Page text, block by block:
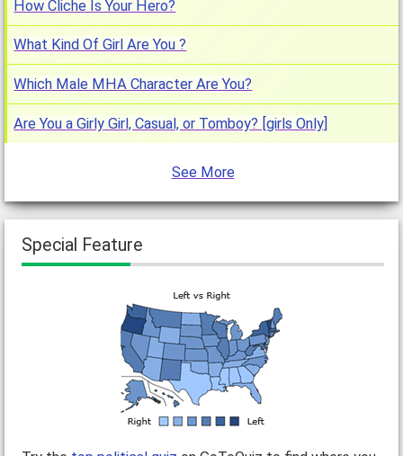
How Cliche Is Your Hero?
What Kind Of Girl Are You ?
Which Male MHA Character Are You?
Are You a Girly Girl, Casual, or Tomboy? [girls Only]
See More
Special Feature